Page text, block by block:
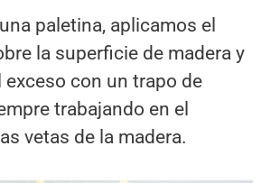
paletina, aplicamos el
la superficie de madera y
exceso con un trapo de
trabajando en el
vetas de la madera.